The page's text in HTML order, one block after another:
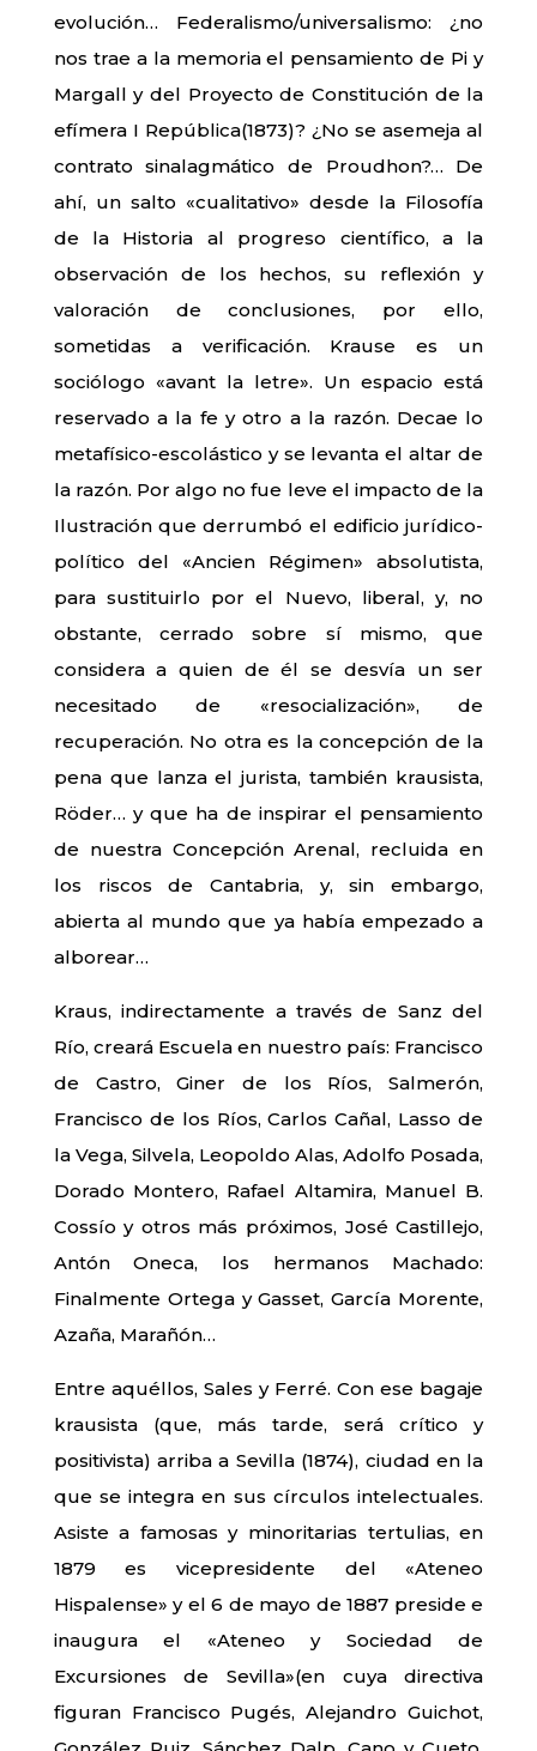
evolución… Federalismo/universalismo: ¿no
nos trae a la memoria el pensamiento de Pi y
Margall y del Proyecto de Constitución de la
efímera I República(1873)? ¿No se asemeja al
contrato sinalagmático de Proudhon?… De
ahí, un salto «cualitativo» desde la Filosofía
de la Historia al progreso científico, a la
observación de los hechos, su reflexión y
valoración de conclusiones, por ello,
sometidas a verificación. Krause es un
sociólogo «avant la letre». Un espacio está
reservado a la fe y otro a la razón. Decae lo
metafísico-escolástico y se levanta el altar de
la razón. Por algo no fue leve el impacto de la
Ilustración que derrumbó el edificio jurídico-
político del «Ancien Régimen» absolutista,
para sustituirlo por el Nuevo, liberal, y, no
obstante, cerrado sobre sí mismo, que
considera a quien de él se desvía un ser
necesitado de «resocialización», de
recuperación. No otra es la concepción de la
pena que lanza el jurista, también krausista,
Röder… y que ha de inspirar el pensamiento
de nuestra Concepción Arenal, recluida en
los riscos de Cantabria, y, sin embargo,
abierta al mundo que ya había empezado a
alborear…
Kraus, indirectamente a través de Sanz del
Río, creará Escuela en nuestro país: Francisco
de Castro, Giner de los Ríos, Salmerón,
Francisco de los Ríos, Carlos Cañal, Lasso de
la Vega, Silvela, Leopoldo Alas, Adolfo Posada,
Dorado Montero, Rafael Altamira, Manuel B.
Cossío y otros más próximos, José Castillejo,
Antón Oneca, los hermanos Machado:
Finalmente Ortega y Gasset, García Morente,
Azaña, Marañón…
Entre aquéllos, Sales y Ferré. Con ese bagaje
krausista (que, más tarde, será crítico y
positivista) arriba a Sevilla (1874), ciudad en la
que se integra en sus círculos intelectuales.
Asiste a famosas y minoritarias tertulias, en
1879 es vicepresidente del «Ateneo
Hispalense» y el 6 de mayo de 1887 preside e
inaugura el «Ateneo y Sociedad de
Excursiones de Sevilla»(en cuya directiva
figuran Francisco Pugés, Alejandro Guichot,